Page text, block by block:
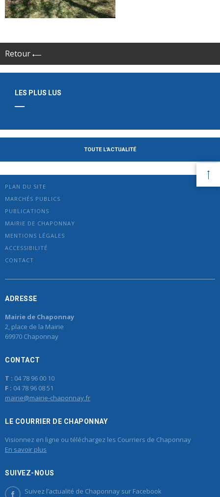
Retour
LES PLUS LUS
TOUTE L'ACTUALITÉ
PLAN DU SITE
MARCHÉS PUBLICS
PUBLICATIONS
MAIRIE DE CHAPONNAY
MENTIONS LÉGALES
ACCESSIBILITÉ
CONTACT
ADRESSE
Mairie de Chaponnay
2, place de la Mairie
69970 Chaponnay
CONTACT
T : 04 78 96 00 10
F : 04 78 96 08 51
mairie@mairie-chaponnay.fr
LE COURRIER DE CHAPONNAY
Visionnez en ligne ou téléchargez les Courriers de Chaponnay
En savoir plus
SUIVEZ-NOUS
Suivez l’actualité de Chaponnay sur Facebook